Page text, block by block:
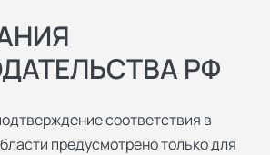
РФ
соответствия в
предусмотрено только для